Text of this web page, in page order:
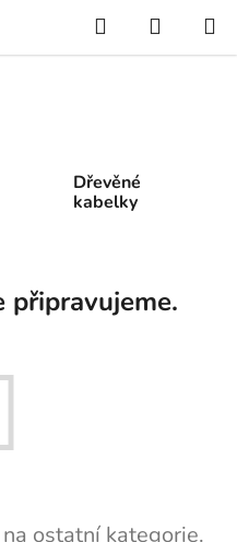
Hledat
KOŠÍK
Dřevěné
kabelky
ostatní kategorie.